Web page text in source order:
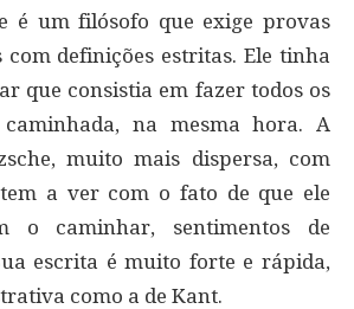
é um filósofo que exige provas
definições estritas. Ele tinha
que consistia em fazer todos os
na mesma hora. A
muito mais dispersa, com
tem a ver com o fato de que ele
o caminhar, sentimentos de
escrita é muito forte e rápida,
como a de Kant.